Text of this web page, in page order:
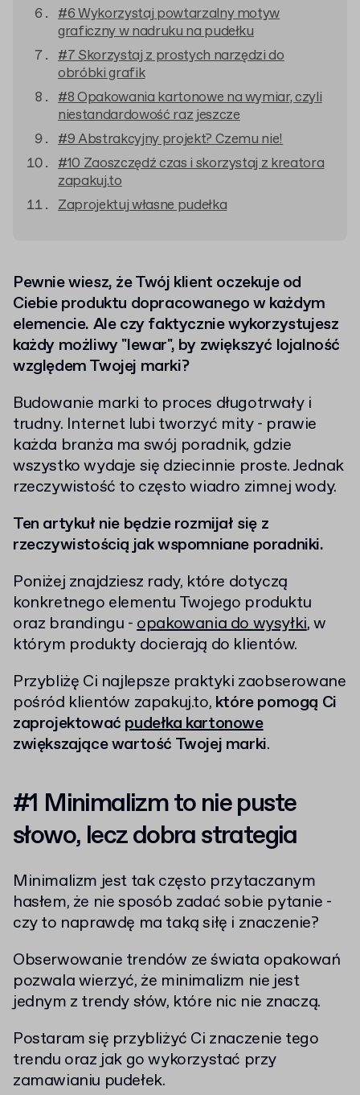
#6 Wykorzystaj powtarzalny motyw
graficzny w nadruku na pudełku
#7 Skorzystaj z prostych narzędzi do
obróbki grafik
#8 Opakowania kartonowe na wymiar, czyli
niestandardowość raz jeszcze
#9 Abstrakcyjny projekt? Czemu nie!
#10 Zaoszczędź czas i skorzystaj z kreatora
zapakuj.to
Zaprojektuj własne pudełka
Pewnie wiesz, że Twój klient oczekuje od
Ciebie produktu dopracowanego w każdym
elemencie. Ale czy faktycznie wykorzystujesz
każdy możliwy "lewar", by zwiększyć lojalność
względem Twojej marki?
Budowanie marki to proces długotrwały i
trudny. Internet lubi tworzyć mity - prawie
każda branża ma swój poradnik, gdzie
wszystko wydaje się dziecinnie proste. Jednak
rzeczywistość to często wiadro zimnej wody.
Ten artykuł nie będzie rozmijał się z
rzeczywistością jak wspomniane poradniki.
Poniżej znajdziesz rady, które dotyczą
konkretnego elementu Twojego produktu
oraz brandingu -opakowania do wysyłki, w
którym produkty docierają do klientów.
Przybliżę Ci najlepsze praktyki zaobserowane
pośród klientów zapakuj.to, które pomogą Ci
zaprojektować pudełka kartonowe
zwiększające wartość Twojej marki.
#1 Minimalizm to nie puste
słowo, lecz dobra strategia
Minimalizm jest tak często przytaczanym
hasłem, że nie sposób zadać sobie pytanie -
czy to naprawdę ma taką siłę i znaczenie?
Obserwowanie trendów ze świata opakowań
pozwala wierzyć, że minimalizm nie jest
jednym z trendy słów, które nic nie znaczą.
Postaram się przybliżyć Ci znaczenie tego
trendu oraz jak go wykorzystać przy
zamawianiu pudełek.